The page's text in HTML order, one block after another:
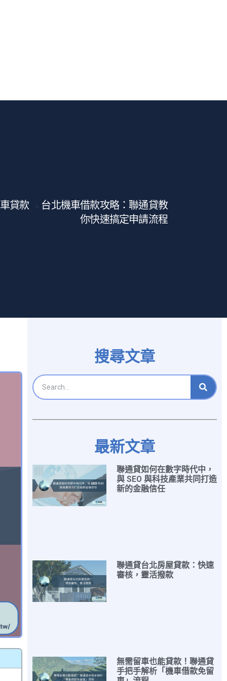
貸款 > 台北機車借款攻略：聯通貸教
你快速搞定申請流程
搜尋文章
最新文章
聯通貸如何在數字時代中，
與 SEO 與科技產業共同打造
新的金融信任
聯通貸台北房屋貸款：快速
審核，靈活撥款
無需留車也能貸款！聯通貸
手把手解析「機車借款免留